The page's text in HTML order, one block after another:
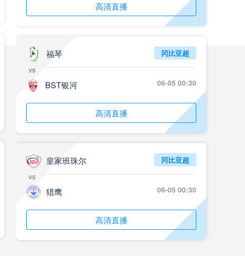
标签
2024年5月21日 足协杯第3轮
标签
标签
比赛录像
标签
比赛录像 成都蓉城
标签
2025年5月21日
标签
比赛录像
05月22日 水晶宫vs狼队 全场录像回放
高清直播
福琴
vs
BST银河
冈比亚超
06-05 00:30
高清直播
皇家班珠尔
vs
猎鹰
冈比亚超
06-05 00:30
高清直播